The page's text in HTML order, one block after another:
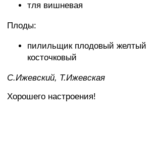
тля вишневая
Плоды:
пилильщик плодовый желтый
косточковый
С.Ижевский, Т.Ижевская
Хорошего настроения!